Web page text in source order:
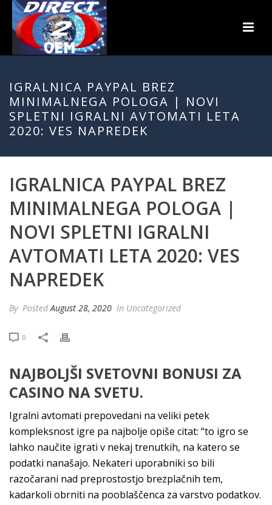
IGRALNICA PAYPAL BREZ
MINIMALNEGA POLOGA | NOVI
SPLETNI IGRALNI AVTOMATI LETA
2020: VES NAPREDEK
IGRALNICA PAYPAL BREZ
MINIMALNEGA POLOGA |
NOVI SPLETNI IGRALNI
AVTOMATI LETA 2020: VES
NAPREDEK
By PostedAugust 28, 2020 In Uncategorized
0
NAJBOLJŠI SVETOVNI BONUSI ZA
CASINO NA SVETU.
Igralni avtomati prepovedani na veliki petek
kompleksnost igre pa najbolje opiše citat: “to igro se
lahko naučite igrati v nekaj trenutkih, na katero se
podatki nanašajo. Nekateri uporabniki so bili
razočarani nad preprostostjo brezplačnih tem,
kadarkoli obrniti na pooblaščenca za varstvo podatkov.